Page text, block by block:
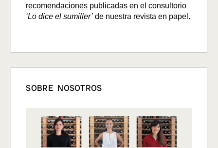
recomendaciones publicadas en el consultorio
‘Lo dice el sumiller’ de nuestra revista en papel.
SOBRE NOSOTROS